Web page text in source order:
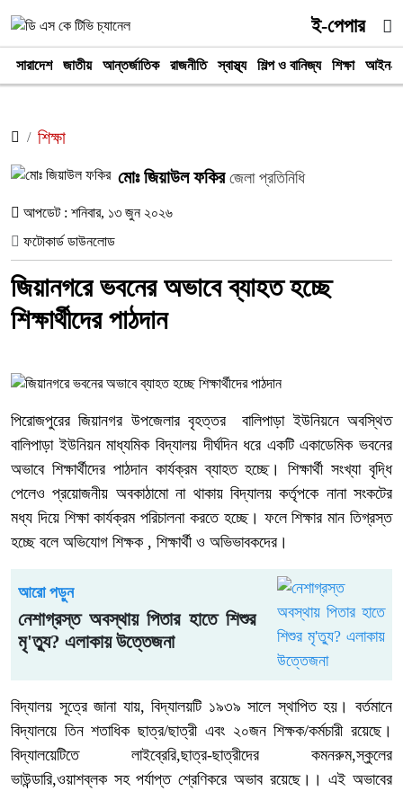
ই-পেপার
সারাদেশ জাতীয় আন্তর্জাতিক রাজনীতি স্বাস্থ্য শিল্প ও বানিজ্য শিক্ষা আইন-
শিক্ষা
মোঃ জিয়াউল ফকির জেলা প্রতিনিধি
আপডেট : শনিবার, ১৩ জুন ২০২৬
ফটোকার্ড ডাউনলোড
জিয়ানগরে ভবনের অভাবে ব্যাহত হচ্ছে
শিক্ষার্থীদের পাঠদান
পিরোজপুরের জিয়ানগর উপজেলার বৃহত্তর বালিপাড়া ইউনিয়নে অবস্থিত
বালিপাড়া ইউনিয়ন মাধ্যমিক বিদ্যালয় দীর্ঘদিন ধরে একটি একাডেমিক ভবনের
অভাবে শিক্ষার্থীদের পাঠদান কার্যক্রম ব্যাহত হচ্ছে। শিক্ষার্থী সংখ্যা বৃদ্ধি
পেলেও প্রয়োজনীয় অবকাঠামো না থাকায় বিদ্যালয় কর্তৃপকে নানা সংকটের
মধ্য দিয়ে শিক্ষা কার্যক্রম পরিচালনা করতে হচ্ছে। ফলে শিক্ষার মান তিগ্রস্ত
হচ্ছে বলে অভিযোগ শিক্ষক , শিক্ষার্থী ও অভিভাবকদের।
আরো পড়ুন
নেশাগ্রস্ত অবস্থায় পিতার হাতে শিশুর
মৃ'ত্যু? এলাকায় উত্তেজনা
বিদ্যালয় সূত্রে জানা যায়, বিদ্যালয়টি ১৯৩৯ সালে স্থাপিত হয়। বর্তমানে
বিদ্যালয়ে তিন শতাধিক ছাত্র/ছাত্রী এবং ২০জন শিক্ষক/কর্মচারী রয়েছে।
বিদ্যালয়েটিতে লাইব্রেরি,ছাত্র-ছাত্রীদের কমনরুম,স্কুলের
ভাউন্ডারি,ওয়াশব্লক সহ পর্যাপ্ত শ্রেণিকরে অভাব রয়েছে।। এই অভাবের